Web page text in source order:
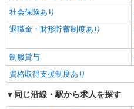
社会保険あり
退職金・財形貯蓄制度あり
制服貸与
資格取得支援制度あり
同じ沿線・駅から求人を探す